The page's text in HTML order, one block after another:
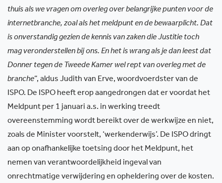
thuis als we vragen om overleg over belangrijke punten voor de
internetbranche, zoal als het meldpunt en de bewaarplicht. Dat
is onverstandig gezien de kennis van zaken die Justitie toch
mag veronderstellen bij ons. En het is wrang als je dan leest dat
Donner tegen de Tweede Kamer wel rept van overleg met de
branche“, aldus Judith van Erve, woordvoerdster van de
ISPO. De ISPO heeft erop aangedrongen dat er voordat het
Meldpunt per 1 januari a.s. in werking treedt
overeenstemming wordt bereikt over de werkwijze en niet,
zoals de Minister voorstelt, ‘werkenderwijs’. De ISPO dringt
aan op onafhankelijke toetsing door het Meldpunt, het
nemen van verantwoordelijkheid ingeval van
onrechtmatige verwijdering en opheldering over de kosten.